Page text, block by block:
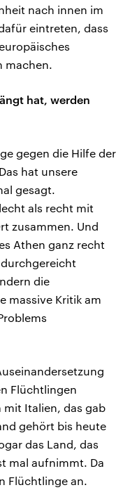
nach innen im
eintreten, dass
machen.
hat, werden
gegen die Hilfe der
hat unsere
gesagt.
als recht mit
zusammen. Und
Athen ganz recht
die
massive Kritik am
Flüchtlingen
mit Italien, das gab
gehört bis heute
das Land, das
mal aufnimmt. Da
Flüchtlinge an.